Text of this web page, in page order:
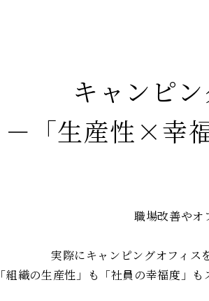
キャンピ
－「生産性×幸
職場改善やオ
実際にキャンピングオフィス
「組織の生産性」も「社員の幸福度」